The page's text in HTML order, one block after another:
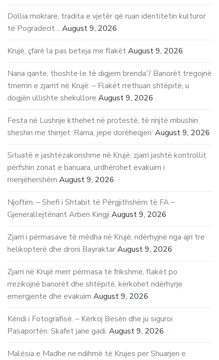
Dollia mokrare, tradita e vjetër që ruan identitetin kulturor
të Pogradecit… August 9, 2026
Krujë, çfarë la pas beteja me flakëtAugust 9, 2026
Nana qante, thoshte le të digjem brenda”/ Banorët tregojnë
tmerrin e zjarrit në Krujë: – Flakët rrethuan shtëpitë, u
dogjën ullishte shekullore August 9, 2026
Festa në Lushnje kthehet në protestë, të rinjtë mbushin
sheshin me thirrjet ‘Rama, jepe dorëheqjen’ August 9, 2026
Situatë e jashtëzakonshme në Krujë, zjarri jashtë kontrollit
përfshin zonat e banuara, urdhërohet evakuim i
menjëhershëm August 9, 2026
Njoftim: – Shefi i Shtabit të Përgjithshëm të FA –
Gjenerallejtënant Arben Kingji August 9, 2026
Zjarri i përmasave të mëdha në Krujë, ndërhyjnë nga ajri tre
helikopterë dhe droni BayraktarAugust 9, 2026
Zjarri në Krujë merr përmasa të frikshme, flakët po
rrezikojnë banorët dhe shtëpitë, kërkohet ndërhyrje
emergjente dhe evakuim August 9, 2026
Këndi i Fotografisë. – Kërkoj Besën dhe ju siguroi
Pasaportën. Skafet jane gadi. August 9, 2026
Malësia e Madhe ne ndihmë të Krujes per Shuarjen e